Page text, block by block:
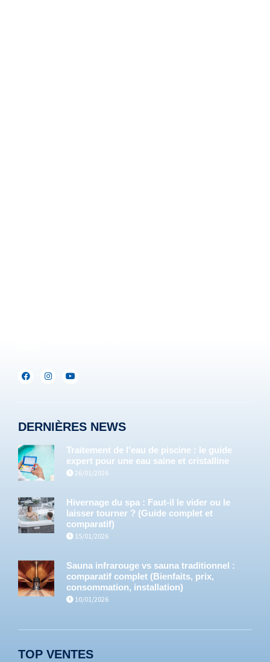
DERNIÈRES NEWS
Traitement de l’eau de piscine : le guide
expert pour une eau saine et cristalline
26/01/2026
Hivernage du spa : Faut-il le vider ou le
laisser tourner ? (Guide complet et
comparatif)
15/01/2026
Sauna infrarouge vs sauna traditionnel :
comparatif complet (Bienfaits, prix,
consommation, installation)
10/01/2026
TOP VENTES